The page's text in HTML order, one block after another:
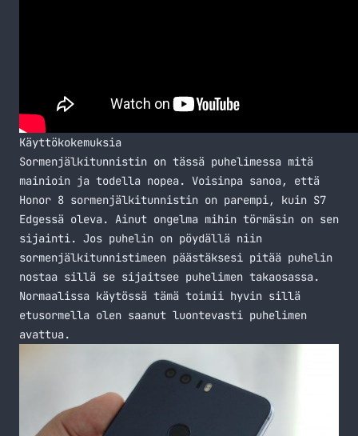
Käyttökokemuksia
Sormenjälkitunnistin on tässä puhelimessa mitä
mainioin ja todella nopea. Voisinpa sanoa, että
Honor 8 sormenjälkitunnistin on parempi, kuin S7
Edgessä oleva. Ainut ongelma mihin törmäsin on sen
sijainti. Jos puhelin on pöydällä niin
sormenjälkitunnistimeen päästäksesi pitää puhelin
nostaa sillä se sijaitsee puhelimen takaosassa.
Normaalissa käytössä tämä toimii hyvin sillä
etusormella olen saanut luontevasti puhelimen
avattua.